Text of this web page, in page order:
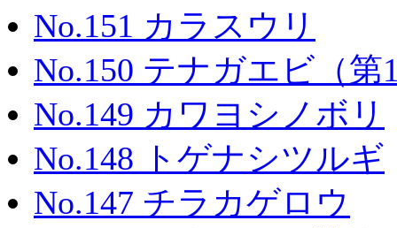
No.151 カラスウリ
No.150 テナガエビ（
No.149 カワヨシノボリ
No.148 トゲナシツルギ
No.147 チラカゲロウ